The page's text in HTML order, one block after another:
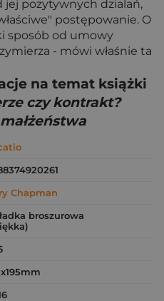
jej pozytywnych dzialań,
postępowanie. O
sposób od umowy
- mówi właśnie ta
na temat książki
czy kontrakt?
Chapman
broszurowa